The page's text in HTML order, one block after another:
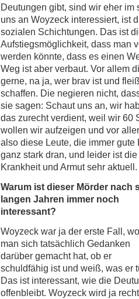
Deutungen gibt, sind wir eher
uns an Woyzeck interessiert, ist
sozialen Schichtungen. Das ist
Aufstiegsmöglichkeit, dass man
werden könnte, dass es einen
Weg ist aber verbaut. Vor allem
gerne, na ja, wer brav ist und
schaffen. Die negieren nicht,
sie sagen: Schaut uns an, wir
das zurecht verdient, weil wir 60
wollen wir aufzeigen und vor
also diese Leute, die immer
ganz stark dran, und leider ist
Krankheit und Armut sehr aktuell.
Warum ist dieser Mörder nach
langen Jahren immer noch
interessant?
Woyzeck war ja der erste Fall, wo
man sich tatsächlich Gedanken
darüber gemacht hat, ob er
schuldfähig ist und weiß, was er
Das ist interessant, wie die
offenbleibt. Woyzeck wird ja recht